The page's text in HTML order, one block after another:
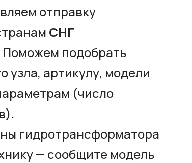
отправку
СНГ
подобрать
узла, артикулу, модели
(число
гидротрансформатора
— сообщите модель